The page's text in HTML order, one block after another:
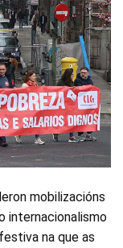
mobilizacións
internacionalismo
na que as